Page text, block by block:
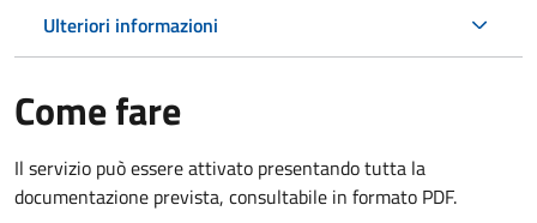
Ulteriori informazioni
Come fare
Il servizio può essere attivato presentando tutta la
documentazione prevista, consultabile in formato PDF.